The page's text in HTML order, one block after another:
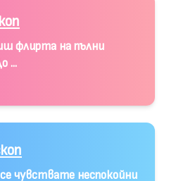
флирта на пълни
...
чувствате неспокойни